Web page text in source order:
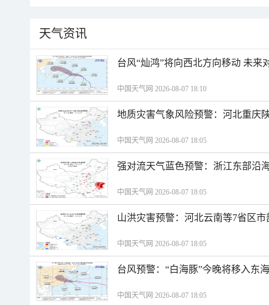
天气资讯
台风“灿鸿”将向西北方向移动 未来
中国天气网 2026-08-07 18:10
地质灾害气象风险预警：河北重庆
中国天气网 2026-08-07 18:05
强对流天气蓝色预警：浙江东部沿
中国天气网 2026-08-07 18:05
山洪灾害预警：河北云南等7省区
中国天气网 2026-08-07 18:05
台风预警：“白海豚”今晚将移入东
中国天气网 2026-08-07 18:05